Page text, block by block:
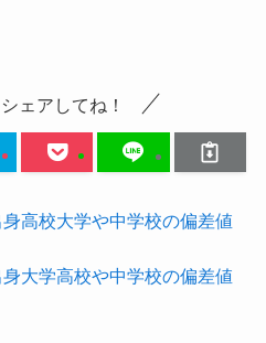
ェアしてね！
高校大学や中学校の偏差値
大学高校や中学校の偏差値